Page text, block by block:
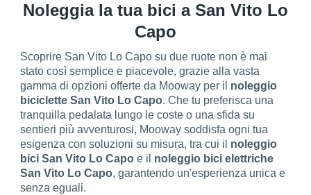
Noleggia la tua bici a San Vito Lo
Capo
Scoprire San Vito Lo Capo su due ruote non è mai
stato così semplice e piacevole, grazie alla vasta
gamma di opzioni offerte da Mooway per il noleggio
biciclette San Vito Lo Capo. Che tu preferisca una
tranquilla pedalata lungo le coste o una sfida su
sentieri più avventurosi, Mooway soddisfa ogni tua
esigenza con soluzioni su misura, tra cui il noleggio
bici San Vito Lo Capo e il noleggio bici elettriche
San Vito Lo Capo, garantendo un'esperienza unica e
senza eguali.